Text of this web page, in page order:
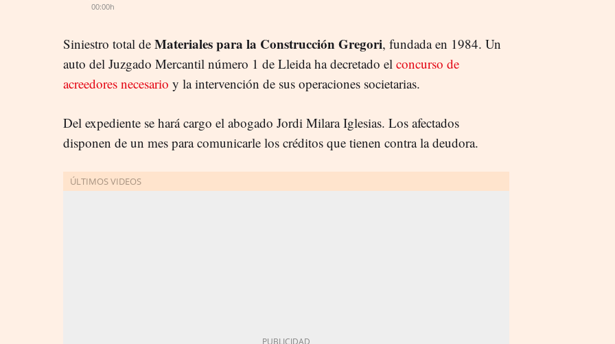
00:00h
Siniestro total de Materiales para la Construcción Gregori, fundada en 1984. Un
auto del Juzgado Mercantil número 1 de Lleida ha decretado el concurso de
acreedores necesario y la intervención de sus operaciones societarias.
Del expediente se hará cargo el abogado Jordi Milara Iglesias. Los afectados
disponen de un mes para comunicarle los créditos que tienen contra la deudora.